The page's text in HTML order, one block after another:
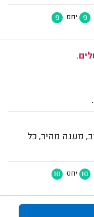
9 יחס 9
מענה מהיר, כל
10 יחס 10